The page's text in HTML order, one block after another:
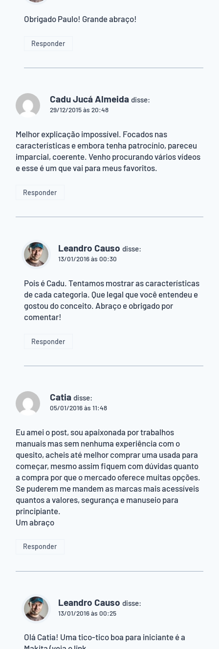
Obrigado Paulo! Grande abraço!
Responder
Cadu Jucá Almeida disse:
29/12/2015 às 20:48
Melhor explicação impossível. Focados nas
características e embora tenha patrocínio, pareceu
imparcial, coerente. Venho procurando vários vídeos
e esse é um que vai para meus favoritos.
Responder
Leandro Causo disse:
13/01/2016 às 00:30
Pois é Cadu. Tentamos mostrar as características
de cada categoria. Que legal que você entendeu e
gostou do conceito. Abraço e obrigado por
comentar!
Responder
Catia disse:
05/01/2016 às 11:48
Eu amei o post, sou apaixonada por trabalhos
manuais mas sem nenhuma experiência com o
quesito, acheis até melhor comprar uma usada para
começar, mesmo assim fiquem com dúvidas quanto
a compra por que o mercado oferece muitas opções.
Se puderem me mandem as marcas mais acessíveis
quantos a valores, segurança e manuseio para
principiante.
Um abraço
Responder
Leandro Causo disse:
13/01/2016 às 00:25
Olá Catia! Uma tico-tico boa para iniciante é a